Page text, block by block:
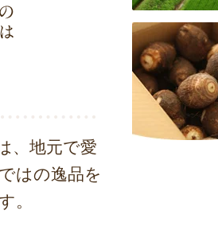
、地元で愛
はの逸品を
。